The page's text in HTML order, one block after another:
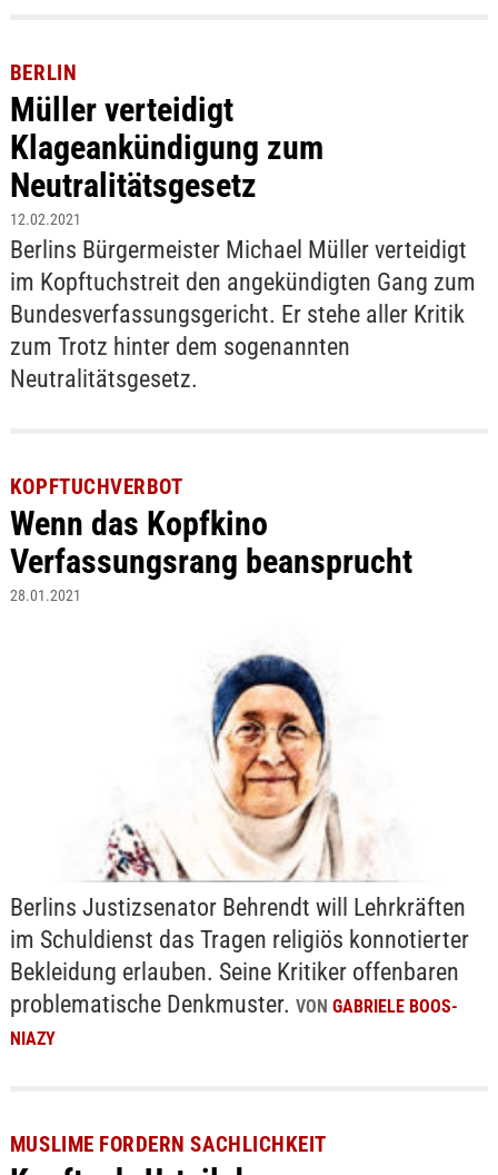
BERLIN
Müller verteidigt
Klageankündigung zum
Neutralitätsgesetz
12.02.2021
Berlins Bürgermeister Michael Müller verteidigt
im Kopftuchstreit den angekündigten Gang zum
Bundesverfassungsgericht. Er stehe aller Kritik
zum Trotz hinter dem sogenannten
Neutralitätsgesetz.
KOPFTUCHVERBOT
Wenn das Kopfkino
Verfassungsrang beansprucht
28.01.2021
Berlins Justizsenator Behrendt will Lehrkräften
im Schuldienst das Tragen religiös konnotierter
Bekleidung erlauben. Seine Kritiker offenbaren
problematische Denkmuster. VON GABRIELE BOOS-
NIAZY
MUSLIME FORDERN SACHLICHKEIT